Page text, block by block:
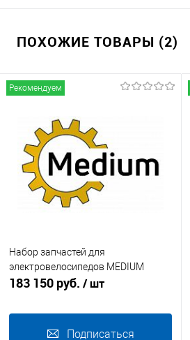
ПОХОЖИЕ ТОВАРЫ (2)
Рекомендуем
Набор запчастей для
электровелосипедов MEDIUM
183 150 руб. / шт
Подписаться